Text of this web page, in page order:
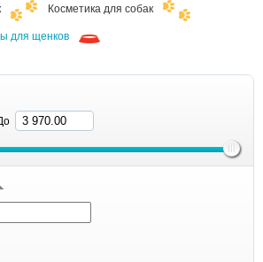
Косметика для собак
для щенков